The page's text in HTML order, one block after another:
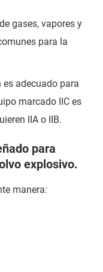
gases, vapores y
para la
adecuado para
marcado IIC es
IIA o IIB.
para
explosivo.
manera: